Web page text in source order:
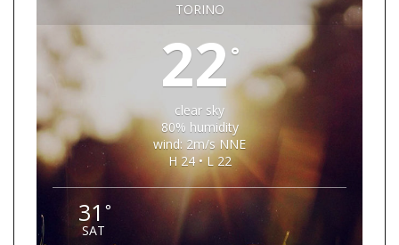
TORINO
22°
clear sky
80% humidity
wind: 2m/s NNE
H 24 • L 22
31 °
SAT